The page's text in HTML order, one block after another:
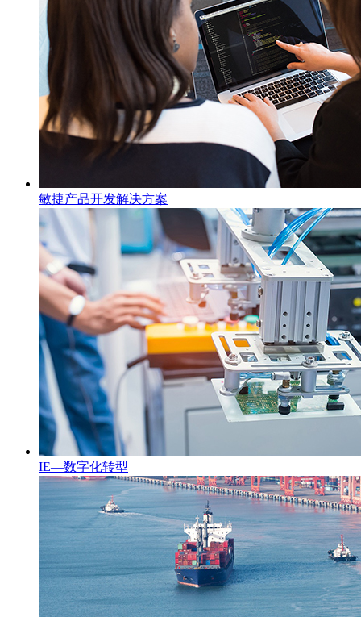
敏捷产品开发解决方案
IE—数字化转型